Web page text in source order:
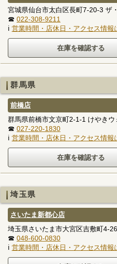
宮城県仙台市太白区長町7-20-3 ザ
☎ 022-308-9211
ℹ 営業時間・店休日・アクセス情報
群馬県
前橋店
群馬県前橋市文京町2-1-1 けやきウ
☎ 027-220-1830
ℹ 営業時間・店休日・アクセス情報
埼玉県
さいたま新都心店
埼玉県さいたま市大宮区吉敷町4-
☎ 048-600-0830
ℹ 営業時間・店休日・アクセス情報